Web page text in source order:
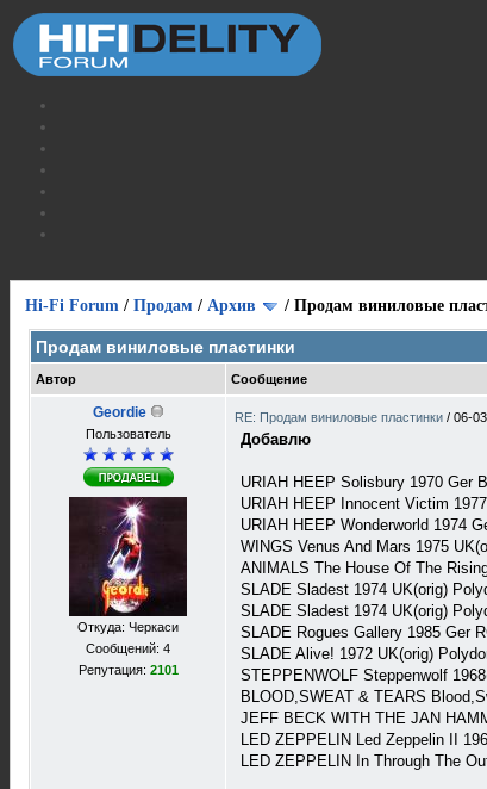
Hi-Fi Forum / Продам / Архив / Продам виниловые
Продам виниловые пластинки
Автор Сообщение
Geordie
Пользователь
Откуда: Черкаси
Сообщений: 4
Репутация: 2101
RE: Продам виниловые пластинки / 06-
Добавлю
URIAH HEEP Solisbury 1970 Ger
URIAH HEEP Innocent Victim
URIAH HEEP Wonderworld 1974
WINGS Venus And Mars 1975
ANIMALS The House Of The
SLADE Sladest 1974 UK(orig)
SLADE Sladest 1974 UK(orig)
SLADE Rogues Gallery 1985 Ger
SLADE Alive! 1972 UK(orig)
STEPPENWOLF Steppenwolf
BLOOD,SWEAT & TEARS
JEFF BECK WITH THE JAN
LED ZEPPELIN Led Zeppelin II
LED ZEPPELIN In Through The